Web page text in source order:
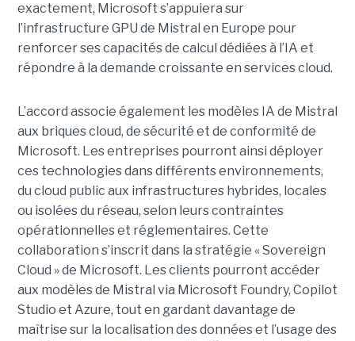
exactement, Microsoft s’appuiera sur
l’infrastructure GPU de Mistral en Europe pour
renforcer ses capacités de calcul dédiées à l’IA et
répondre à la demande croissante en services cloud.
L’accord associe également les modèles IA de Mistral
aux briques cloud, de sécurité et de conformité de
Microsoft. Les entreprises pourront ainsi déployer
ces technologies dans différents environnements,
du cloud public aux infrastructures hybrides, locales
ou isolées du réseau, selon leurs contraintes
opérationnelles et réglementaires. Cette
collaboration s’inscrit dans la stratégie « Sovereign
Cloud » de Microsoft. Les clients pourront accéder
aux modèles de Mistral via Microsoft Foundry, Copilot
Studio et Azure, tout en gardant davantage de
maîtrise sur la localisation des données et l’usage des